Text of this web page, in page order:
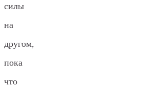
силы
на
другом,
пока
что